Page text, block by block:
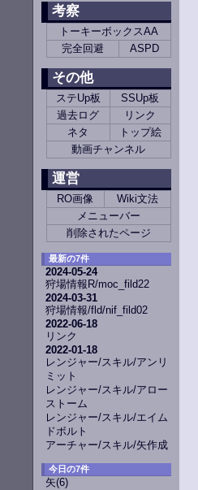
考察
トーキーボックスAA
完全回避
ASPD
その他
ステUp板
SSUp板
過去ログ
リンク
ネタ
トップ絵
動画チャンネル
運営
RO画像
Wiki文法
メニューバー
削除されたページ
最新の7件
2024-05-24
狩場情報R/moc_fild22
2024-03-31
狩場情報/fld/nif_fild02
2022-06-18
リンク
2022-01-18
レンジャー/スキル/アンリ
ミット
レンジャー/スキル/アロー
ストーム
レンジャー/スキル/エイム
ドボルト
アーチャー/スキル/矢作成
今日の7件
矢(6)